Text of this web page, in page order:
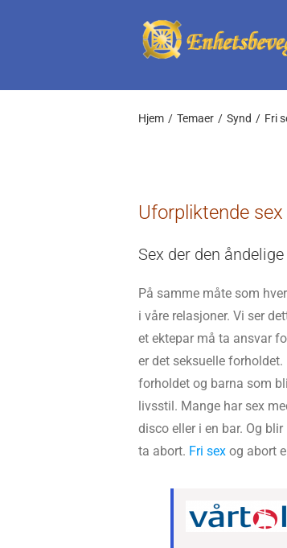
Hjem Temaer Synd Fri
Uforpliktende
Sex der den
På samme måte som
i våre relasjoner. Vi ser
et ektepar må ta ansvar
er det seksuelle
forholdet og barna som
livsstil. Mange har sex
disco eller i en bar. Og
ta abort. Fri sex og abort